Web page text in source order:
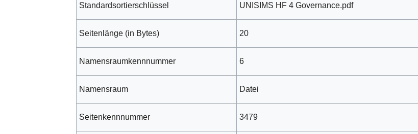
Standardsortierschlüssel UNISIMS HF 4 Governance.pdf
Seitenlänge (in Bytes) 20
Namensraumkennnummer 6
Namensraum Datei
Seitenkennnummer 3479